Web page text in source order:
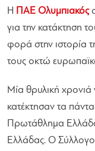
Η ΠΑΕ Ολυμπιακός
για την κατάκτηση
φορά στην ιστορία
τους οκτώ
Μία θρυλική χρονιά
κατέκτησαν τα
Πρωτάθλημα
Ελλάδας. Ο